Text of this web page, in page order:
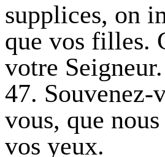
supplices, on
que vos filles.
votre Seigneur.
47. Souvenez-
vous, que
vos yeux.